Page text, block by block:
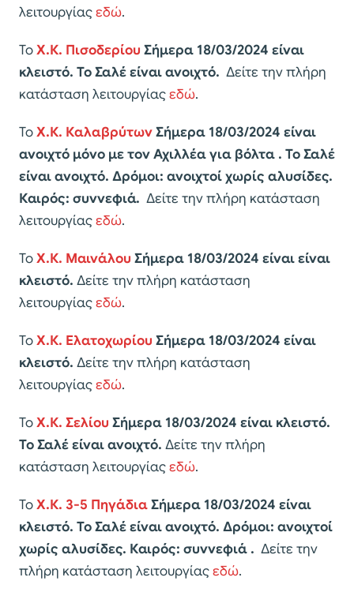
λειτουργίαςεδώ.
ΤοΧ.Κ. Πισοδερίου Σήμερα 18/03/2024 είναι
κλειστό. Το Σαλέ είναι ανοιχτό. Δείτε την πλήρη
κατάσταση λειτουργίαςεδώ.
ΤοΧ.Κ. ΚαλαβρύτωνΣήμερα 18/03/2024 είναι
ανοιχτό μόνο με τον Αχιλλέα για βόλτα . Το Σαλέ
είναι ανοιχτό. Δρόμοι: ανοιχτοί χωρίς αλυσίδες.
Καιρός: συννεφιά. Δείτε την πλήρη κατάσταση
λειτουργίαςεδώ.
ΤοΧ.Κ. Μαινάλου Σήμερα 18/03/2024 είναι είναι
κλειστό. Δείτε την πλήρη κατάσταση
λειτουργίαςεδώ.
ΤοΧ.Κ. Ελατοχωρίου Σήμερα 18/03/2024 είναι
κλειστό. Δείτε την πλήρη κατάσταση
λειτουργίαςεδώ.
ΤοΧ.Κ. Σελίου Σήμερα 18/03/2024 είναι κλειστό.
Το Σαλέ είναι ανοιχτό. Δείτε την πλήρη
κατάσταση λειτουργίαςεδώ.
ΤοΧ.Κ. 3-5 ΠηγάδιαΣήμερα 18/03/2024 είναι
κλειστό. Το Σαλέ είναι ανοιχτό. Δρόμοι: ανοιχτοί
χωρίς αλυσίδες. Καιρός: συννεφιά . Δείτε την
πλήρη κατάσταση λειτουργίαςεδώ.